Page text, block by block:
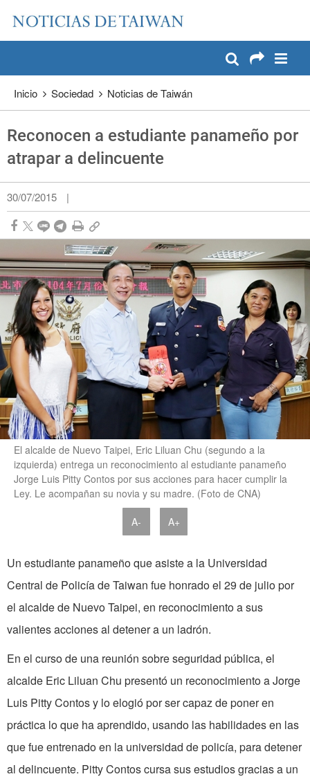
Pase a contenido principal
Inicio Sociedad Noticias de Taiwán
Reconocen a estudiante panameño por
atrapar a delincuente
30/07/2015 |
El alcalde de Nuevo Taipei, Eric Liluan Chu (segundo a la
izquierda) entrega un reconocimiento al estudiante panameño
Jorge Luis Pitty Contos por sus acciones para hacer cumplir la
Ley. Le acompañan su novia y su madre. (Foto de CNA)
A- A+
Un estudiante panameño que asiste a la Universidad
Central de Policía de Taiwan fue honrado el 29 de julio por
el alcalde de Nuevo Taipei, en reconocimiento a sus
valientes acciones al detener a un ladrón.
En el curso de una reunión sobre seguridad pública, el
alcalde Eric Liluan Chu presentó un reconocimiento a Jorge
Luis Pitty Contos y lo elogió por ser capaz de poner en
práctica lo que ha aprendido, usando las habilidades en las
que fue entrenado en la universidad de policía, para detener
al delincuente. Pitty Contos cursa sus estudios gracias a un